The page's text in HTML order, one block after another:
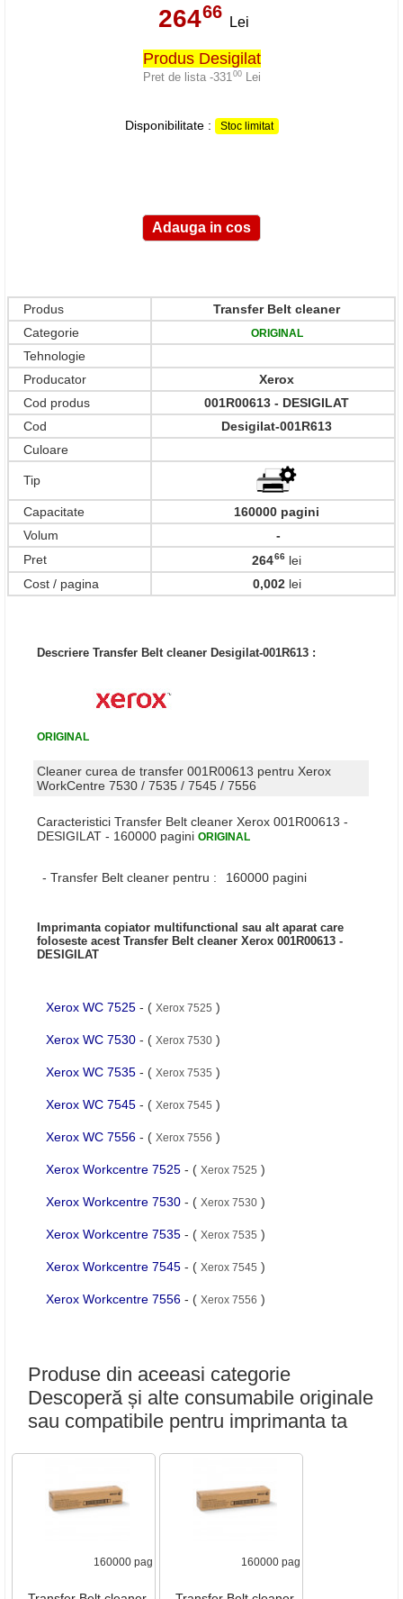
26466
Lei
Produs Desigilat
Pret de lista -33100Lei
Disponibilitate : Stoc limitat
Produs
Transfer Belt cleaner
Categorie
ORIGINAL
Tehnologie
Producator
Xerox
Cod produs
001R00613 - DESIGILAT
Cod
Desigilat-001R613
Culoare
Tip
Capacitate
160000 pagini
Volum
-
Pret
26466 lei
Cost / pagina
0,002lei
Descriere Transfer Belt cleaner Desigilat-001R613 :
ORIGINAL
Cleaner curea de transfer 001R00613 pentru Xerox
WorkCentre 7530 / 7535 / 7545 / 7556
Caracteristici Transfer Belt cleaner Xerox 001R00613 -
DESIGILAT - 160000 pagini ORIGINAL
- Transfer Belt cleaner pentru : 160000 pagini
Imprimanta copiator multifunctional sau alt aparat care
foloseste acest Transfer Belt cleaner Xerox 001R00613 -
DESIGILAT
Xerox WC 7525 - ( Xerox 7525 )
Xerox WC 7530 - ( Xerox 7530)
Xerox WC 7535 - ( Xerox 7535 )
Xerox WC 7545 - ( Xerox 7545 )
Xerox WC 7556 - ( Xerox 7556 )
Xerox Workcentre 7525 - ( Xerox 7525 )
Xerox Workcentre 7530 - ( Xerox 7530)
Xerox Workcentre 7535 - ( Xerox 7535 )
Xerox Workcentre 7545 - ( Xerox 7545 )
Xerox Workcentre 7556 - ( Xerox 7556 )
Produse din aceeasi categorie
Descoperă și alte consumabile originale
sau compatibile pentru imprimanta ta
160000 pag 160000 pag